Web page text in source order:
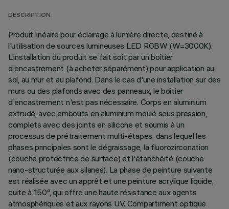
DESCRIPTION
Produit linéaire pour éclairage à lumière directe, destiné à
l'utilisation de sources lumineuses LED RGBW (W=3000K).
L'installation du produit se fait soit par un boîtier
d'encastrement (à acheter séparément) pour application au
sol, au mur et au plafond. Dans le cas d'une installation sur des
murs ou des plafonds avec des panneaux, le boîtier
d'encastrement n'est pas nécessaire. Corps en aluminium
extrudé, avec embouts en aluminium moulé sous pression,
complets avec des joints en silicone et soumis à un
processus de prétraitement multi-étapes, dans lequel les
phases principales sont le dégraissage, la fluorozirconation
(couche protectrice de surface) et l'étanchéité (couche
nano-structurée aux silanes). La phase de peinture suivante
est réalisée avec un apprêt et une peinture acrylique liquide,
cuite à 150°, qui offre une haute résistance aux agents
atmosphériques et aux rayons UV. Compartiment optique